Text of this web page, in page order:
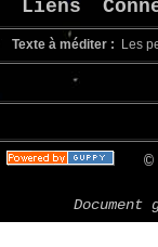
Liens
Texte à méditer : Les
©
Document